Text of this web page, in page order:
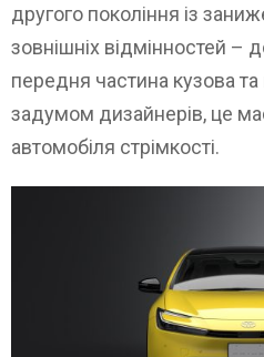
другого покоління із
зовнішніх відмінностей –
передня частина кузова
задумом дизайнерів, це
автомобіля стрімкості.